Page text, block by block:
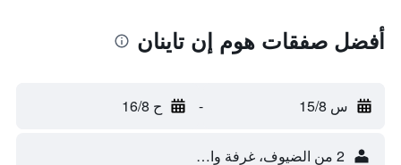
أفضل صفقات هوم إن تاينان
س 15/8 - ح 16/8
2 من الضيوف، غرفة واحدة